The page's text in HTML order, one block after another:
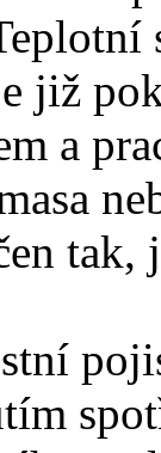
již
a
tak,